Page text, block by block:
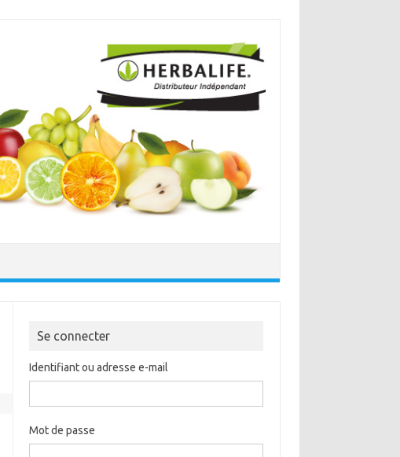
Se connecter
Identifiant ou adresse e-mail
Mot de passe